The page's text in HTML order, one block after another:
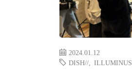
2024.01.12
DISH//
ILLUMINUS